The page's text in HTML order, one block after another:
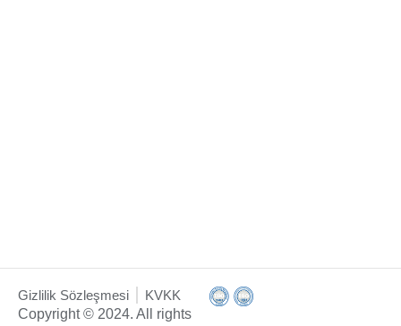
Gizlilik Sözleşmesi
KVKK
Copyright © 2024. All rights